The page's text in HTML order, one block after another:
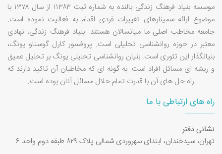
موسسه بنیاد فرهنگ زندگی بالنده به شماره ثبت ۱۱۳۸۳ از سال ۱۳۷۸ با
موضوع ارائه سمینارهای تغییرات فردی اقدام به فعالیت نموده است.
جامعه مخاطب اصلی ما میانسالان هستند. بنیاد فرهنگ زندگی، نهادی
معتبر در حوزه روانشناسی تحلیلی است. پروفسور کارل گوستاو یونگ،
بنیانگذار این تئوری است. بنیان روانشناسی تحلیلی یونگ بر تحلیل عمیق
و ریشه ای مسائل افراد است. به گونه ای که مخاطبان آن تاکید دارند که
راه حل های آن با قدرت تمام حلال مسائل آنان بوده است.
راه های ارتباطی با ما
نشانی دفتر
تهران، سیدخندان، ابتدای سهروردی شمالی پلاک ۸۲۹ طبقه دوم واحد ۶